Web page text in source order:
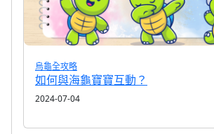
烏龜全攻略
如何與海龜寶寶互動？
2024-07-04